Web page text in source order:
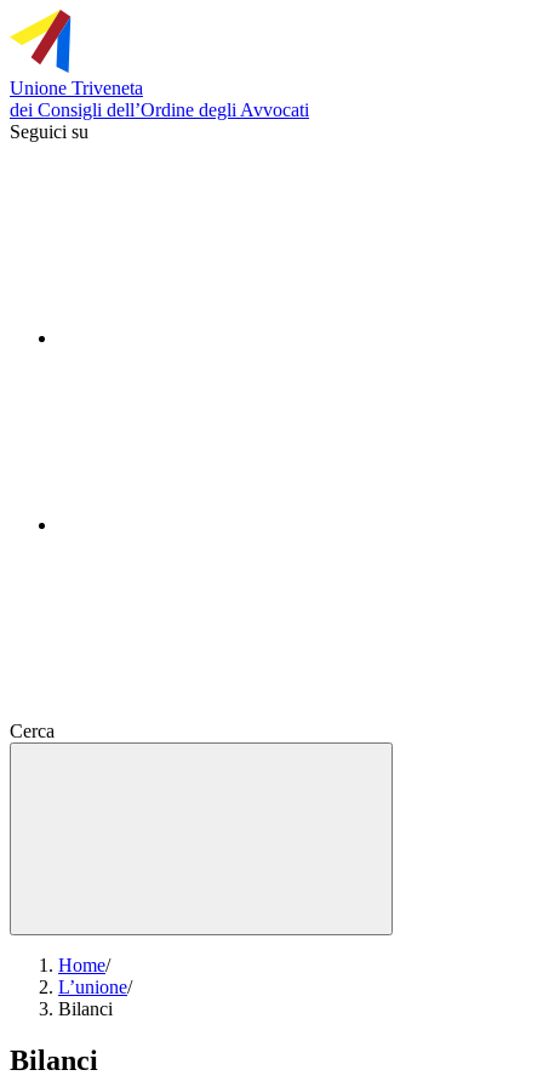
al
contenuto
Unione Triveneta
dei Consigli dell’Ordine degli Avvocati
Seguici su
Cerca
Home/
L’unione/
Bilanci
Bilanci